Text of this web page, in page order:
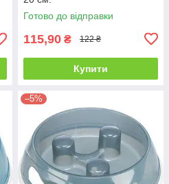
Готово до відправки
115,90 ₴ 122 ₴
Купити
–5%